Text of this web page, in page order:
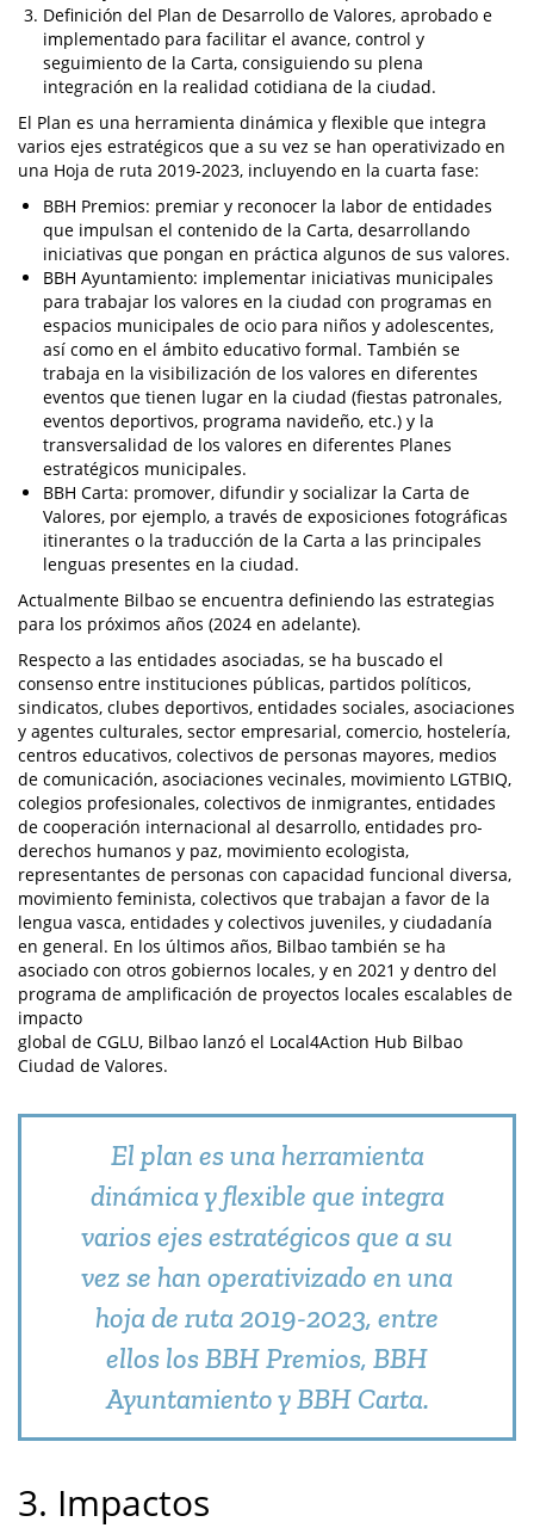
Definición del Plan de Desarrollo de Valores, aprobado e
implementado para facilitar el avance, control y
seguimiento de la Carta, consiguiendo su plena
integración en la realidad cotidiana de la ciudad.
El Plan es una herramienta dinámica y flexible que integra
varios ejes estratégicos que a su vez se han operativizado en
una Hoja de ruta 2019-2023, incluyendo en la cuarta fase:
BBH Premios: premiar y reconocer la labor de entidades
que impulsan el contenido de la Carta, desarrollando
iniciativas que pongan en práctica algunos de sus valores.
BBH Ayuntamiento: implementar iniciativas municipales
para trabajar los valores en la ciudad con programas en
espacios municipales de ocio para niños y adolescentes,
así como en el ámbito educativo formal. También se
trabaja en la visibilización de los valores en diferentes
eventos que tienen lugar en la ciudad (fiestas patronales,
eventos deportivos, programa navideño, etc.) y la
transversalidad de los valores en diferentes Planes
estratégicos municipales.
BBH Carta: promover, difundir y socializar la Carta de
Valores, por ejemplo, a través de exposiciones fotográficas
itinerantes o la traducción de la Carta a las principales
lenguas presentes en la ciudad.
Actualmente Bilbao se encuentra definiendo las estrategias
para los próximos años (2024 en adelante).
Respecto a las entidades asociadas, se ha buscado el
consenso entre instituciones públicas, partidos políticos,
sindicatos, clubes deportivos, entidades sociales, asociaciones
y agentes culturales, sector empresarial, comercio, hostelería,
centros educativos, colectivos de personas mayores, medios
de comunicación, asociaciones vecinales, movimiento LGTBIQ,
colegios profesionales, colectivos de inmigrantes, entidades
de cooperación internacional al desarrollo, entidades pro-
derechos humanos y paz, movimiento ecologista,
representantes de personas con capacidad funcional diversa,
movimiento feminista, colectivos que trabajan a favor de la
lengua vasca, entidades y colectivos juveniles, y ciudadanía
en general. En los últimos años, Bilbao también se ha
asociado con otros gobiernos locales, y en 2021 y dentro del
programa de amplificación de proyectos locales escalables de
impacto
global de CGLU, Bilbao lanzó el Local4Action Hub Bilbao
Ciudad de Valores.
El plan es una herramienta
dinámica y flexible que integra
varios ejes estratégicos que a su
vez se han operativizado en una
hoja de ruta 2019-2023, entre
ellos los BBH Premios, BBH
Ayuntamiento y BBH Carta.
3. Impactos